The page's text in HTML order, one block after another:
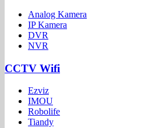
Analog Kamera
IP Kamera
DVR
NVR
CCTV Wifi
Ezviz
IMOU
Robolife
Tiandy